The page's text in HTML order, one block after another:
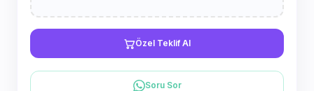
Özel Teklif Al
Soru Sor